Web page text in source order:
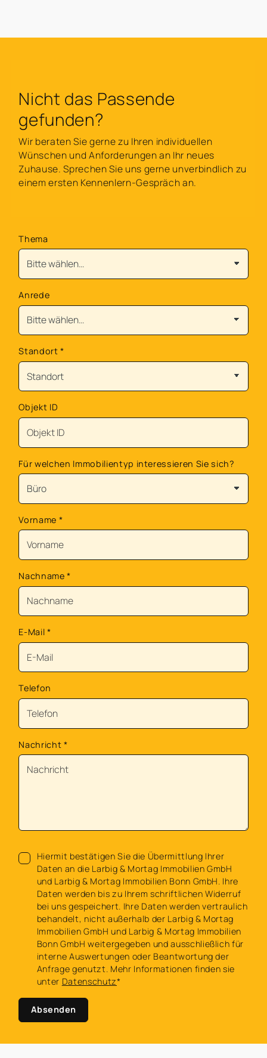
Nicht das Passende
gefunden?
Wir beraten Sie gerne zu Ihren individuellen
Wünschen und Anforderungen an Ihr neues
Zuhause. Sprechen Sie uns gerne unverbindlich zu
einem ersten Kennenlern-Gespräch an.
Thema
Anrede
Standort*
Objekt ID
Für welchen Immobilientyp interessieren Sie sich?
Vorname *
Nachname*
E-Mail *
Telefon
Nachricht *
Hiermit bestätigen Sie die Übermittlung Ihrer
Daten an die Larbig & Mortag Immobilien GmbH
und Larbig & Mortag Immobilien Bonn GmbH. Ihre
Daten werden bis zu Ihrem schriftlichen Widerruf
bei uns gespeichert. Ihre Daten werden vertraulich
behandelt, nicht außerhalb der Larbig & Mortag
Immobilien GmbH und Larbig & Mortag Immobilien
Bonn GmbH weitergegeben und ausschließlich für
interne Auswertungen oder Beantwortung der
Anfrage genutzt. Mehr Informationen finden sie
unter Datenschutz*
Absenden